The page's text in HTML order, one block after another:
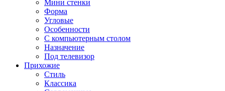
Мини стенки
Форма
Угловые
Особенности
С компьютерным столом
Назначение
Под телевизор
Прихожие
Стиль
Классика